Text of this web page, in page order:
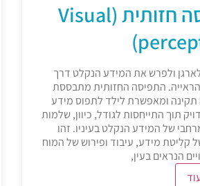
תפיסה חזותית (Visual
ולפרש את המידע הנקלט דרך
התפיסה החזותית מתבססת
תקינה ומאפשרת לילד לתפוס מידע
תוך התייחסות לגודל, כיוון, שלמות
של המידע הנקלט בעיניו. זהו
קליטת מידע, עיבוד ופירוש של המוח
הנראים בעין,